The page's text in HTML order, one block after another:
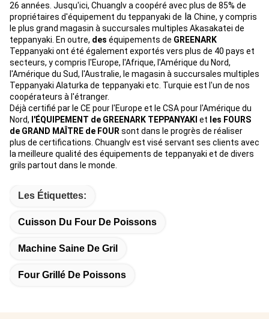
26 années. Jusqu'ici, Chuanglv a coopéré avec plus de 85% de
propriétaires d'équipement du teppanyaki de la Chine, y compris
le plus grand magasin à succursales multiples Akasakatei de
teppanyaki. En outre, des équipements de GREENARK
Teppanyaki ont été également exportés vers plus de 40 pays et
secteurs, y compris l'Europe, l'Afrique, l'Amérique du Nord,
l'Amérique du Sud, l'Australie, le magasin à succursales multiples
Teppanyaki Alaturka de teppanyaki etc. Turquie est l'un de nos
coopérateurs à l'étranger.
Déjà certifié par le CE pour l'Europe et le CSA pour l'Amérique du
Nord, l'ÉQUIPEMENT de GREENARK TEPPANYAKI et les FOURS
de GRAND MAÎTRE de FOUR sont dans le progrès de réaliser
plus de certifications. Chuanglv est visé servant ses clients avec
la meilleure qualité des équipements de teppanyaki et de divers
grils partout dans le monde.
Les Étiquettes:
Cuisson Du Four De Poissons
Machine Saine De Gril
Four Grillé De Poissons